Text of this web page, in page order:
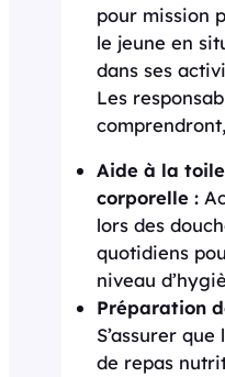
pour mission
le jeune en
dans ses
Les
Aide à la
corporelle :
lors des
quotidiens
niveau
Préparation
S’assurer
de repas